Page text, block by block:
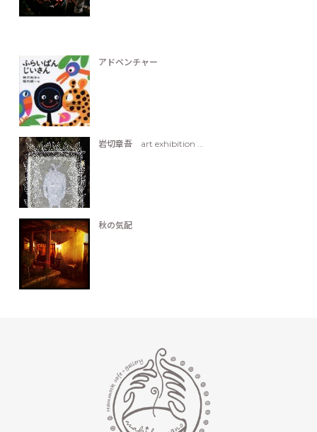
アドベンチャー
岩切章吾 art exhibition ...
秋の気配